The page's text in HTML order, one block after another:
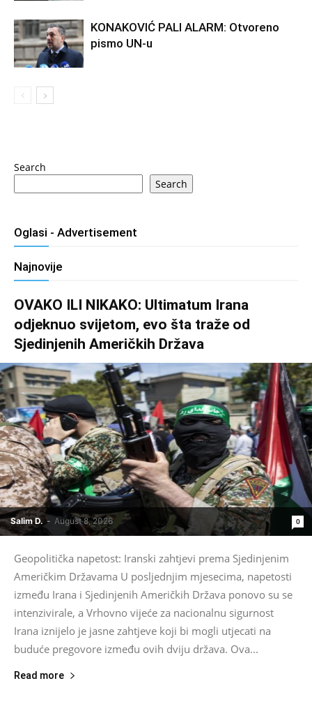
KONAKOVIĆ PALI ALARM: Otvoreno
pismo UN-u
Search
Search
Oglasi - Advertisement
Najnovije
OVAKO ILI NIKAKO: Ultimatum Irana
odjeknuo svijetom, evo šta traže od
Sjedinjenih Američkih Država
Salim D. - August 8, 2026 0
Geopolitička napetost: Iranski zahtjevi prema Sjedinjenim
Američkim Državama U posljednjim mjesecima, napetosti
između Irana i Sjedinjenih Američkih Država ponovo su se
intenzivirale, a Vrhovno vijeće za nacionalnu sigurnost
Irana iznijelo je jasne zahtjeve koji bi mogli utjecati na
buduće pregovore između ovih dviju država. Ova...
Read more